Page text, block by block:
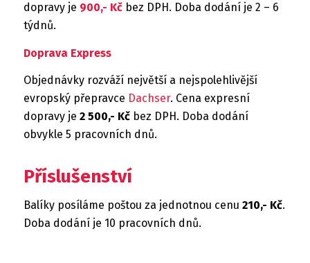
dopravy je 900,- Kčbez DPH. Doba dodání je 2 – 6
týdnů.
Doprava Express
Objednávky rozváží největší a nejspolehlivější
evropský přepravce Dachser. Cena expresní
dopravy je 2 500,- Kč bez DPH. Doba dodání
obvykle 5 pracovních dnů.
Příslušenství
Balíky posíláme poštou za jednotnou cenu 210,- Kč.
Doba dodání je 10 pracovních dnů.